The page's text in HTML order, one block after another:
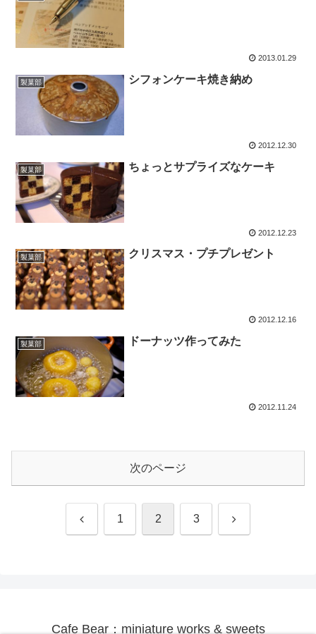
2013.01.29
製菓部 シフォンケーキ焼き納め
2012.12.30
製菓部 ちょっとサプライズなケーキ
2012.12.23
製菓部 クリスマス・プチプレゼント
2012.12.16
製菓部 ドーナッツ作ってみた
2012.11.24
次のページ
前 1 2 3 次
Cafe Bear：miniature works & sweets